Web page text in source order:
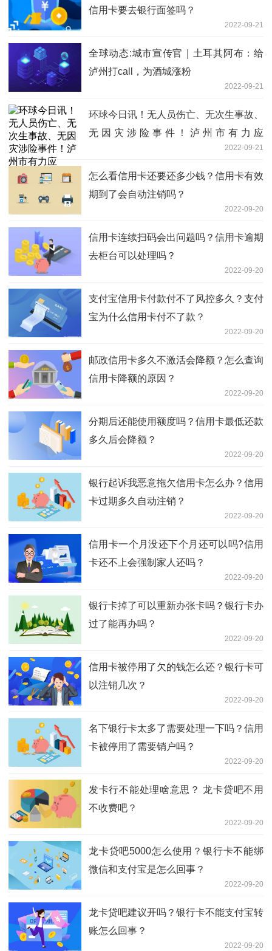
信用卡要去银行面签吗？
2022-09-21
全球动态:城市宣传官｜土耳其阿布：给
泸州打call，为酒城涨粉
2022-09-21
环球今日讯！无人员伤亡、无次生事故、
无因灾涉险事件！泸州市有力应
2022-09-21
怎么看信用卡还要还多少钱？信用卡有效
期到了会自动注销吗？
2022-09-20
信用卡连续扫码会出问题吗？信用卡逾期
去柜台可以处理吗？
2022-09-20
支付宝信用卡付款付不了风控多久？支付
宝为什么信用卡付不了款？
2022-09-20
邮政信用卡多久不激活会降额？怎么查询
信用卡降额的原因？
2022-09-20
分期后还能使用额度吗？信用卡最低还款
多久后会降额？
2022-09-20
银行起诉我恶意拖欠信用卡怎么办？信用
卡过期多久自动注销？
2022-09-20
信用卡一个月没还下个月还可以吗?信用
卡还不上会强制家人还吗？
2022-09-20
银行卡掉了可以重新办张卡吗？银行卡办
过了能再办吗？
2022-09-20
信用卡被停用了欠的钱怎么还？银行卡可
以注销几次？
2022-09-20
名下银行卡太多了需要处理一下吗？信用
卡被停用了需要销户吗？
2022-09-20
发卡行不能处理啥意思？ 龙卡贷吧不用
不收费吧？
2022-09-20
龙卡贷吧5000怎么使用？银行卡不能绑
微信和支付宝是怎么回事？
2022-09-20
龙卡贷吧建议开吗？银行卡不能支付宝转
账怎么回事？
2022-09-20